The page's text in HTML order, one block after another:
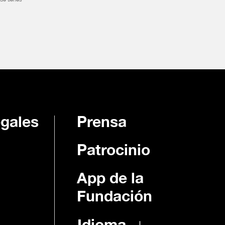
Prensa
Patrocinio
App de la
Fundación